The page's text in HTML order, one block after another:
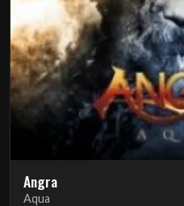
Angra
Aqua